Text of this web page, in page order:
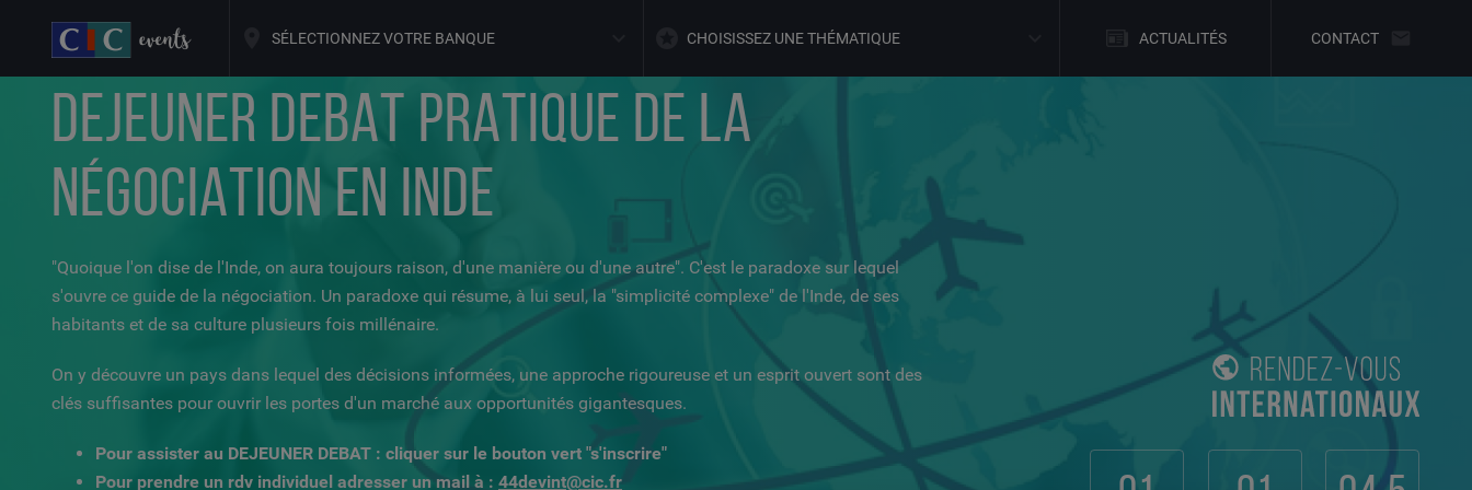
SÉLECTIONNEZ VOTRE BANQUE CHOISISSEZ UNE THÉMATIQUE CONTACT
ACTUALITÉS
DEJEUNER DEBAT PRATIQUE DE LA
NÉGOCIATION EN INDE
"Quoique l'on dise de l'Inde, on aura toujours raison, d'une manière ou d'une autre". C'est le paradoxe sur lequel
s'ouvre ce guide de la négociation. Un paradoxe qui résume, à lui seul, la "simplicité complexe" de l'Inde, de ses
habitants et de sa culture plusieurs fois millénaire.
On y découvre un pays dans lequel des décisions informées, une approche rigoureuse et un esprit ouvert sont des
clés suffisantes pour ouvrir les portes d'un marché aux opportunités gigantesques.
Pour assister au DEJEUNER DEBAT : cliquer sur le bouton vert "s'inscrire"
Pour prendre un rdv individuel adresser un mail à : 44devint@cic.fr